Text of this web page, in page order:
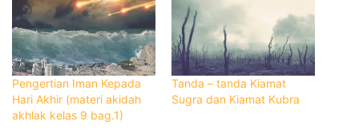
Pengertian Iman Kepada
Hari Akhir (materi akidah
akhlak kelas 9 bag.1)
Tanda – tanda Kiamat
Sugra dan Kiamat Kubra